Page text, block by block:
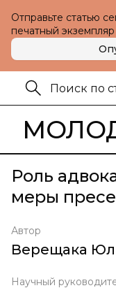
Отправьте статью
печатный
Роль
меры
Автор
Верещака
Научный